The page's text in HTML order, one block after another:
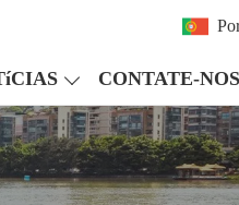
CONTATE-NOS